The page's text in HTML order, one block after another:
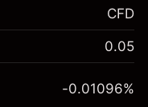
disponible para
CFD
0.05
-0.01096%